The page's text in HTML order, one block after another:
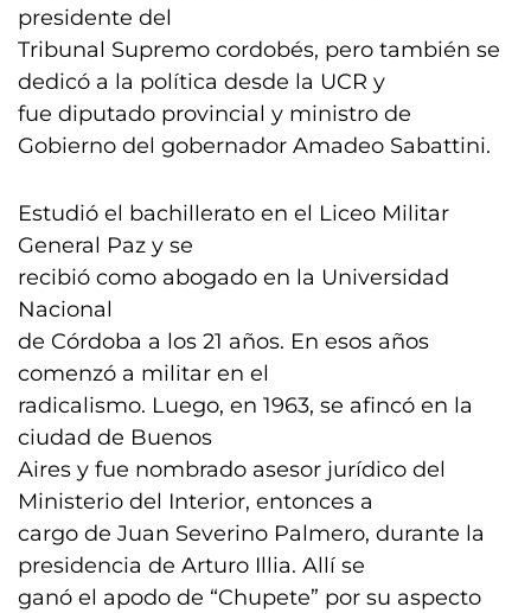
presidente del
Tribunal Supremo cordobés, pero también se
dedicó a la política desde la UCR y
fue diputado provincial y ministro de
Gobierno del gobernador Amadeo Sabattini.
Estudió el bachillerato en el Liceo Militar
General Paz y se
recibió como abogado en la Universidad
Nacional
de Córdoba a los 21 años. En esos años
comenzó a militar en el
radicalismo. Luego, en 1963, se afincó en la
ciudad de Buenos
Aires y fue nombrado asesor jurídico del
Ministerio del Interior, entonces a
cargo de Juan Severino Palmero, durante la
presidencia de Arturo Illia. Allí se
ganó el apodo de “Chupete” por su aspecto